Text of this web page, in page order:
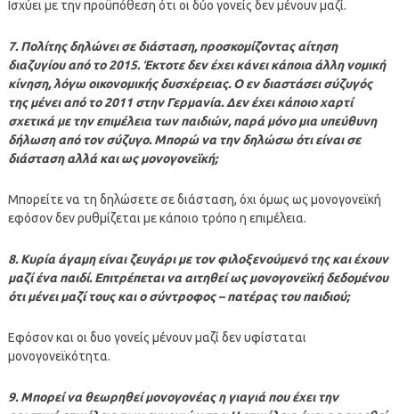
Ισχύει με την προϋπόθεση ότι οι δύο γονείς δεν μένουν μαζί.
7. Πολίτης δηλώνει σε διάσταση, προσκομίζοντας αίτηση
διαζυγίου από το 2015. Έκτοτε δεν έχει κάνει κάποια άλλη νομική
κίνηση, λόγω οικονομικής δυσχέρειας. Ο εν διαστάσει σύζυγός
της μένει από το 2011 στην Γερμανία. Δεν έχει κάποιο χαρτί
σχετικά με την επιμέλεια των παιδιών, παρά μόνο μια υπεύθυνη
δήλωση από τον σύζυγο. Μπορώ να την δηλώσω ότι είναι σε
διάσταση αλλά και ως μονογονεϊκή;
Μπορείτε να τη δηλώσετε σε διάσταση, όχι όμως ως μονογονεϊκή
εφόσον δεν ρυθμίζεται με κάποιο τρόπο η επιμέλεια.
8. Κυρία άγαμη είναι ζευγάρι με τον φιλοξενούμενό της και έχουν
μαζί ένα παιδί. Επιτρέπεται να αιτηθεί ως μονογονεϊκή δεδομένου
ότι μένει μαζί τους και ο σύντροφος – πατέρας του παιδιού;
Εφόσον και οι δυο γονείς μένουν μαζί δεν υφίσταται
μονογονεϊκότητα.
9. Μπορεί να θεωρηθεί μονογονέας η γιαγιά που έχει την